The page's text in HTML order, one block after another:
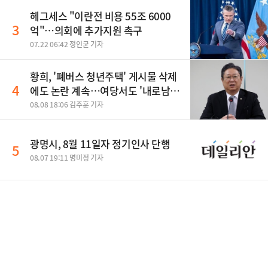
3
헤그세스 "이란전 비용 55조 6000
억"…의회에 추가지원 촉구
07.22 06:42 정인균 기자
4
황희, '폐버스 청년주택' 게시물 삭제
에도 논란 계속…여당서도 '내로남
불' 비판
08.08 18:06 김주훈 기자
5 광명시, 8월 11일자 정기인사 단행
08.07 19:11 명미정 기자